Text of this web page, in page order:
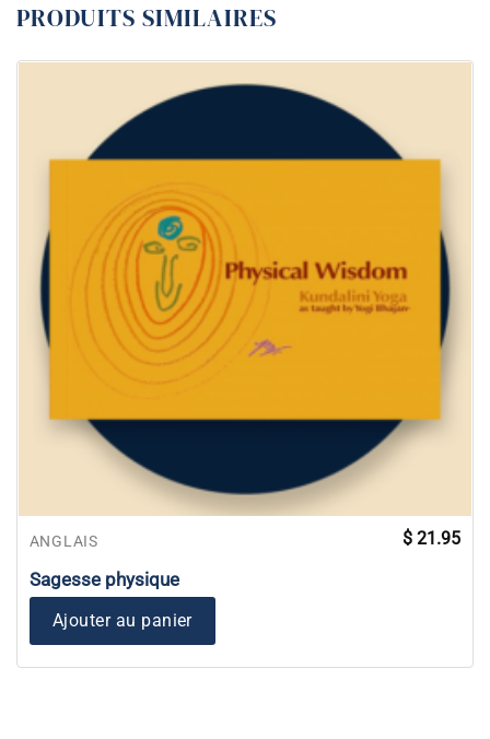
PRODUITS SIMILAIRES
ANGLAIS
Sagesse physique
$ 21.95
Ajouter au panier